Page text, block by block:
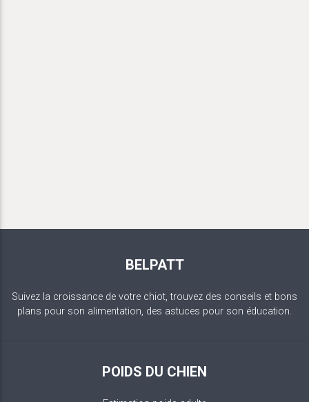
BELPATT
Suivez la croissance de votre chiot, trouvez des conseils et bons
plans pour son alimentation, des astuces pour son éducation.
POIDS DU CHIEN